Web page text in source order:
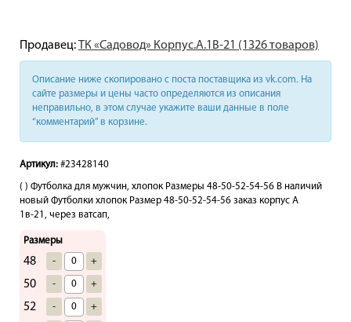
Продавец:ТК «Садовод» Корпус.А.1В-21 (1326 товаров)
Описание ниже скопировано с поста поставщика из vk.com. На
сайте размеры и цены часто определяются из описания
неправильно, в этом случае укажите ваши данные в поле
“комментарий” в корзине.
Артикул: #23428140
( ) Футболка для мужчин, хлопок Размеры 48-50-52-54-56 В наличий
новый Футболки хлопок Размер 48-50-52-54-56 заказ корпус А
1в-21, через ватсап,
Размеры
48 - +
50 - +
52 - +